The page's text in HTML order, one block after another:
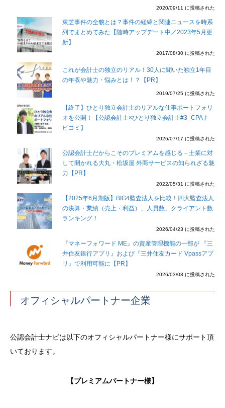
2020/09/11 に投稿された
東芝事件の全貌とは？事件の経緯と関連ニュースを時系
列でまとめてみた【随時アップデート中／2023年5月更
新】
2017/08/30 に投稿された
これが会計士の独立のリアル！30人に聞いた独立1年目
の年収や魅力・悩みとは！？【PR】
2019/07/25 に投稿された
【終了】ひとり独立会計士のリアルな仕事ポートフォリ
オを公開！【公認会計士×ひとり独立会計士#3_CPAナ
ビコミ】
2026/07/17 に投稿された
公認会計士だからこそのプレミアムを感じる－士業に対
して開かれる大丸・松坂屋 外商サービスの知られざる魅
力【PR】
2022/05/31 に投稿された
【2025年6月期版】BIG4監査法人を比較！四大監査法人
の決算・業績（売上・利益）、人員数、クライアント数
ランキング！
2026/04/23 に投稿された
『マネーフォワード ME』の資産管理機能の一部が 『三
井住友銀行アプリ』および『三井住友カード Vpassアプ
リ』で利用可能に【PR】
2026/03/03 に投稿された
オフィシャルパートナー企業
公認会計士ナビは以下のオフィシャルパートナー様にサポート頂
いております。
【プレミアムパートナー様】